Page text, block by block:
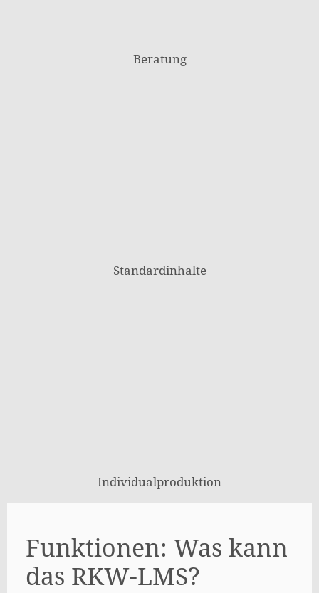
Beratung
Standardinhalte
Individualproduktion
Funktionen: Was kann
das RKW-LMS?